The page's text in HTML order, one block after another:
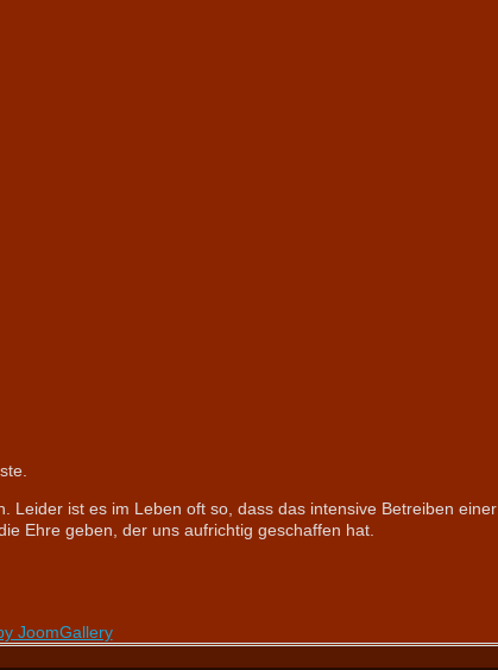
Leider ist es im Leben oft so, dass das intensive Betreiben einer
Ehre geben, der uns aufrichtig geschaffen hat.